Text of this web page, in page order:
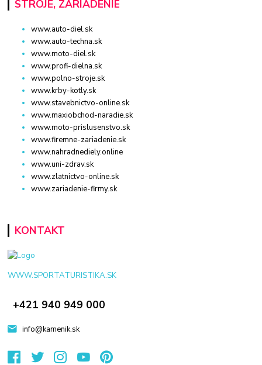
STROJE, ZARIADENIE
www.auto-diel.sk
www.auto-techna.sk
www.moto-diel.sk
www.profi-dielna.sk
www.polno-stroje.sk
www.krby-kotly.sk
www.stavebnictvo-online.sk
www.maxiobchod-naradie.sk
www.moto-prislusenstvo.sk
www.firemne-zariadenie.sk
www.nahradnediely.online
www.uni-zdrav.sk
www.zlatnictvo-online.sk
www.zariadenie-firmy.sk
KONTAKT
WWW.SPORTATURISTIKA.SK
+421 940 949 000
info@kamenik.sk